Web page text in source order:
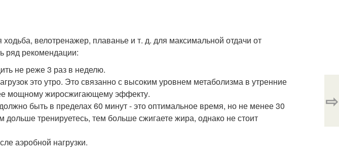
ходьба, велотренажер, плаванье и т. д. для максимальной отдачи от
ряд рекомендации:
не реже 3 раз в неделю.
это утро. Это связанно с высоким уровнем метаболизма в утренние
мощному жиросжигающему эффекту.
быть в пределах 60 минут - это оптимальное время, но не менее 30
дольше тренируетесь, тем больше сжигаете жира, однако не стоит
аэробной нагрузки.
⇨